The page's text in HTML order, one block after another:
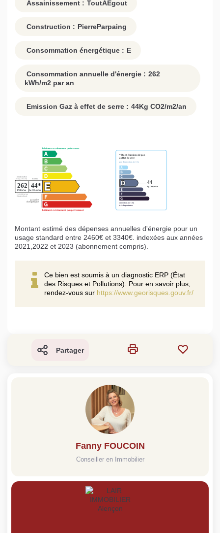
Assainissement : ToutAEgout
Construction : PierreParpaing
Consommation énergétique : E
Consommation annuelle d'énergie : 262
kWh/m2 par an
Emission Gaz à effet de serre : 44Kg CO2/m2/an
Montant estimé des dépenses annuelles d'énergie pour un
usage standard entre 2460€ et 3340€. indexées aux années
2021,2022 et 2023 (abonnement compris).
Ce bien est soumis à un diagnostic ERP (État
des Risques et Pollutions). Pour en savoir plus,
rendez-vous sur https://www.georisques.gouv.fr/
Partager
Fanny FOUCOIN
Conseiller en Immobilier